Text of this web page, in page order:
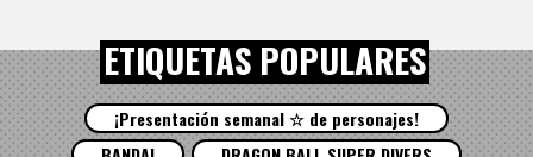
ETIQUETAS POPULARES
¡Presentación semanal ☆ de personajes!